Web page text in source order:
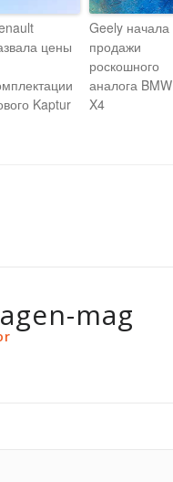
цены
Kaptur
Geely начала
продажи
роскошного
аналога BMW
X4
mag